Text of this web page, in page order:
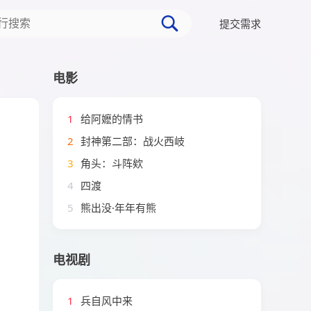
提交需求
电影
1
给阿嬷的情书
2 封神第二部：战火西岐
3 角头：斗阵欸
4 四渡
5 熊出没·年年有熊
电视剧
1 兵自风中来